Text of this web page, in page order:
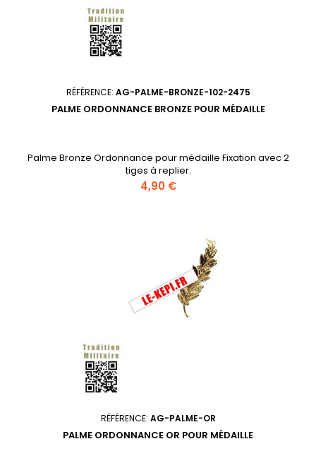
RÉFÉRENCE: AG-PALME-BRONZE-102-2475
PALME ORDONNANCE BRONZE POUR MÉDAILLE
Palme Bronze Ordonnance pour médaille Fixation avec 2
tiges à replier.
Prix
4,90 €
RÉFÉRENCE: AG-PALME-OR
PALME ORDONNANCE OR POUR MÉDAILLE